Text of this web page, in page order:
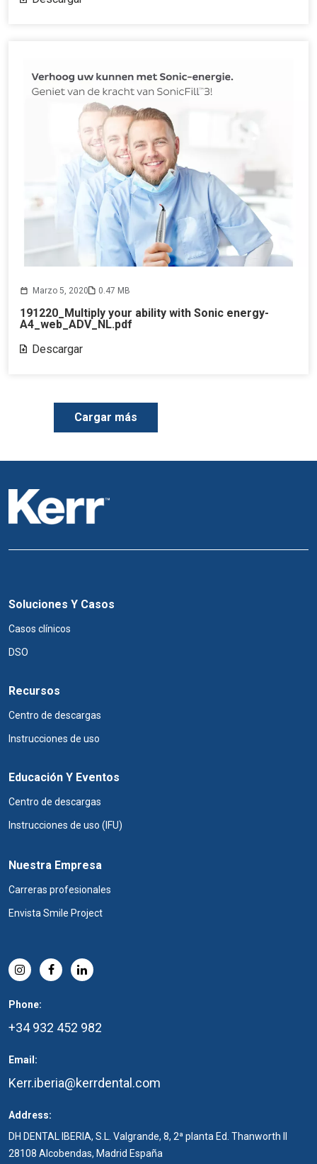
Marzo 5, 2020 0.47 MB
191220_Multiply your ability with Sonic energy-
A4_web_ADV_NL.pdf
Descargar
g
a
o
n
Cargar más
Soluciones Y Casos
Casos clínicos
DSO
Recursos
Centro de descargas
Instrucciones de uso
Educación Y Eventos
Centro de descargas
Instrucciones de uso (IFU)
Nuestra Empresa
Carreras profesionales
Envista Smile Project
Phone:
+34 932 452 982
Email:
Kerr.iberia@kerrdental.com
Address:
DH DENTAL IBERIA, S.L. Valgrande, 8, 2ª planta Ed. Thanworth II
28108 Alcobendas, Madrid España